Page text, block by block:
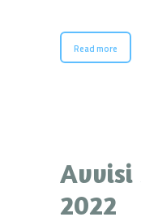
Read more
Avvisi
2022